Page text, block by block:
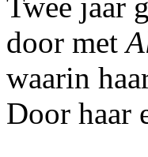
door met
waarin
Door haar